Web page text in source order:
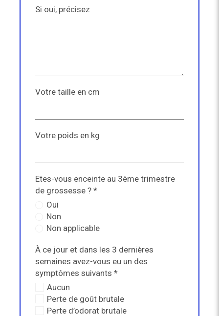
Si oui, précisez
Votre taille en cm
Votre poids en kg
Etes-vous enceinte au 3ème trimestre
de grossesse ? *
Oui
Non
Non applicable
À ce jour et dans les 3 dernières
semaines avez-vous eu un des
symptômes suivants *
Aucun
Perte de goût brutale
Perte d’odorat brutale